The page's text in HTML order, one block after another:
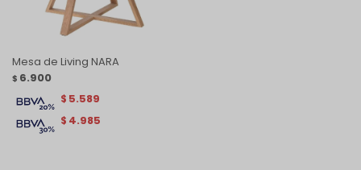
Mesa de Living NARA
$ 6.900
$ 4.985
$ 5.589